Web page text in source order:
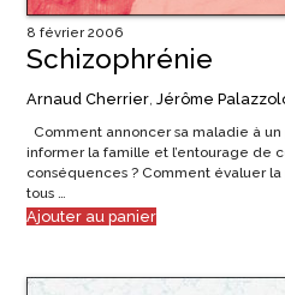
8 février 2006
Schizophrénie
Arnaud Cherrier, Jérôme
Comment annoncer sa maladie à
informer la famille et l’entourage de
conséquences ? Comment évaluer
tous …
Ajouter au panier